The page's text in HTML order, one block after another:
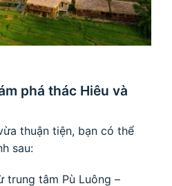
phá thác Hiêu và
thuận tiện, bạn có thể
sau:
trung tâm Pù Luông –